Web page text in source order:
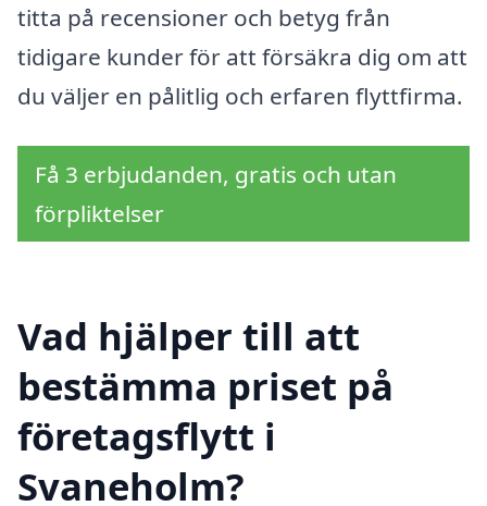
titta på recensioner och betyg från
tidigare kunder för att försäkra dig om att
du väljer en pålitlig och erfaren flyttfirma.
Få 3 erbjudanden, gratis och utan
förpliktelser
Vad hjälper till att
bestämma priset på
företagsflytt i
Svaneholm?